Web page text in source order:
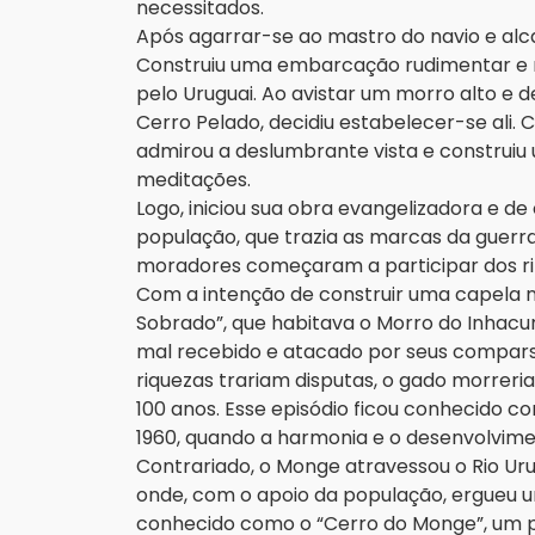
necessitados.
Após agarrar-se ao mastro do navio e
Construiu uma embarcação rudimentar e
pelo Uruguai. Ao avistar um morro alto e
Cerro Pelado, decidiu estabelecer-se ali.
admirou a deslumbrante vista e
meditações.
Logo, iniciou sua obra evangelizadora e
população, que trazia as marcas da
moradores começaram a participar dos
Com a intenção de construir uma capela
Sobrado”, que habitava o Morro do
mal recebido e atacado por seus
riquezas trariam disputas, o gado
100 anos. Esse episódio ficou conhecido
1960, quando a harmonia e o
Contrariado, o Monge atravessou o Rio
onde, com o apoio da população, ergueu
conhecido como o “Cerro do Monge”,